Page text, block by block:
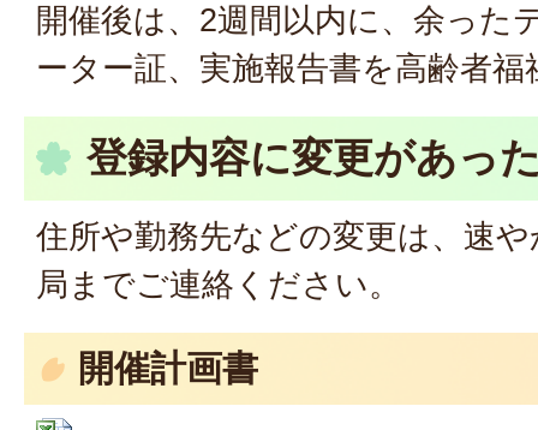
開催後は、2週間以内に、余った
ーター証、実施報告書を高齢者
登録内容に変更があっ
住所や勤務先などの変更は、速
局までご連絡ください。
開催計画書